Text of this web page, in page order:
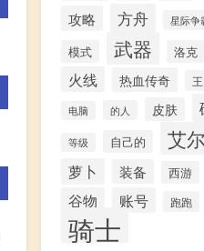
攻略 方舟 星际争
模式 武器 洛克
火线 热血传奇
电脑 的人 皮肤
等级 自己的 艾尔
萝卜 装备 西游
谷物 账号 跑跑
骑士